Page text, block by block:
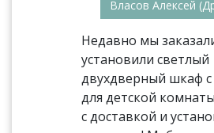
Власов Алексей
Недавно мы
установили светлый
двухдверный шкаф
для детской
с доставкой и